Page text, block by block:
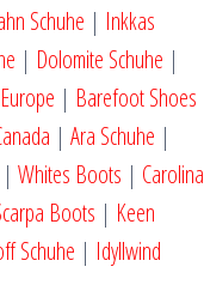
Schuhe | Inkkas
| Dolomite Schuhe |
| Barefoot Shoes
| Ara Schuhe |
| Whites Boots | Carolina
Boots | Keen
Schuhe | Idyllwind